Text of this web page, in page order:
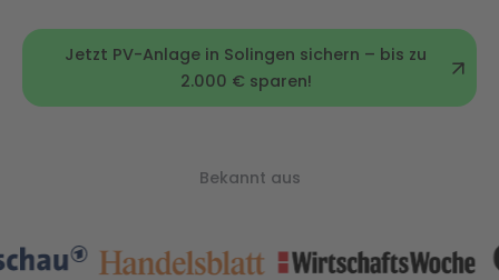
Jetzt PV-Anlage in Solingen sichern – bis zu
2.000 € sparen!
Bekannt aus